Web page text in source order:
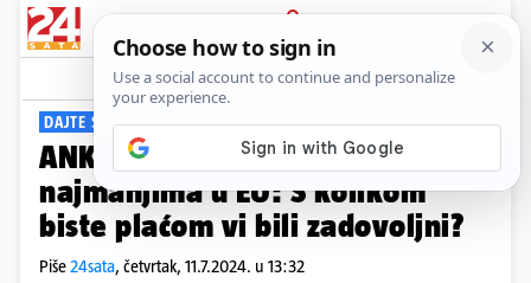
PRIJAVA
Viral Komentari
DAJTE SVOJ GLAS
ANKETA Hrvatske plaće su među
najmanjima u EU: S kolikom
biste plaćom vi bili zadovoljni?
Piše24sata, četvrtak, 11.7.2024. u 13:32